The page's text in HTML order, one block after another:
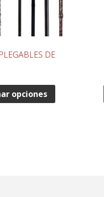
DE
opciones